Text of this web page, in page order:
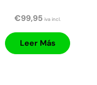
€99,95 iva incl.
Leer Más